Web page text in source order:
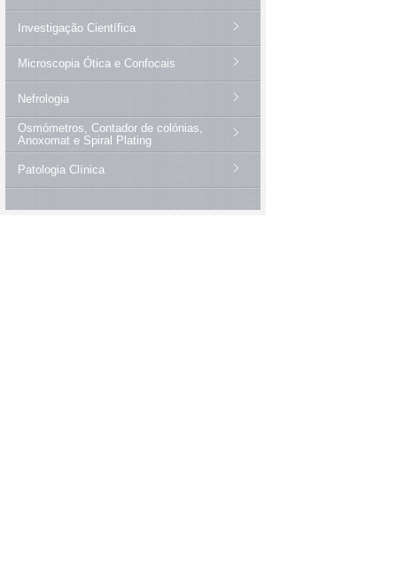
Investigação Científica
Microscopia Ótica e Confocais
Nefrologia
Osmómetros, Contador de colónias,
Anoxomat e Spiral Plating
Patologia Clínica